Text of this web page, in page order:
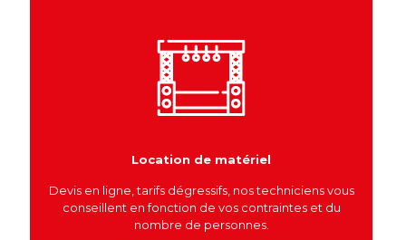
Location de matériel
Devis en ligne, tarifs dégressifs, nos techniciens vous
conseillent en fonction de vos contraintes et du
nombre de personnes.